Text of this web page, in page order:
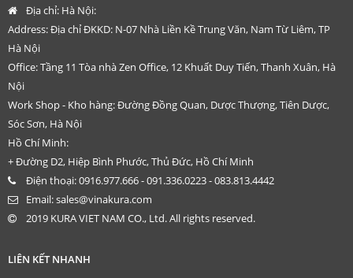
Địa chỉ: Hà Nội:
Address: Địa chỉ ĐKKD: N-07 Nhà Liền Kề Trung Văn, Nam Từ Liêm, TP
Hà Nội
Office: Tầng 11 Tòa nhà Zen Office, 12 Khuất Duy Tiến, Thanh Xuân, Hà
Nội
Work Shop - Kho hàng: Đường Đồng Quan, Dược Thượng, Tiên Dược,
Sóc Sơn, Hà Nội
Hồ Chí Minh:
+ Đường D2, Hiệp Bình Phước, Thủ Đức, Hồ Chí Minh
Điện thoại:0916.977.666 - 091.336.0223 - 083.813.4442
Email:sales@vinakura.com
2019 KURA VIET NAM CO., Ltd. All rights reserved.
LIÊN KẾT NHANH